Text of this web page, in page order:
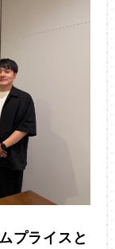
プライスと